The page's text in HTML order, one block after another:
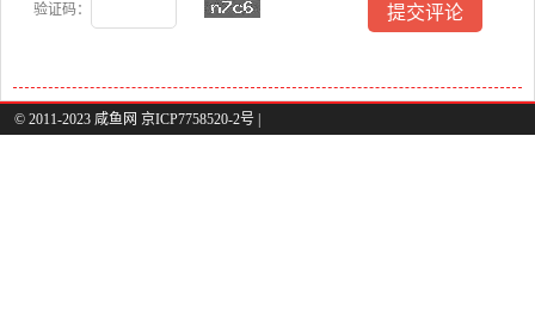
验证码：
© 2011-2023 咸鱼网 京ICP7758520-2号 |